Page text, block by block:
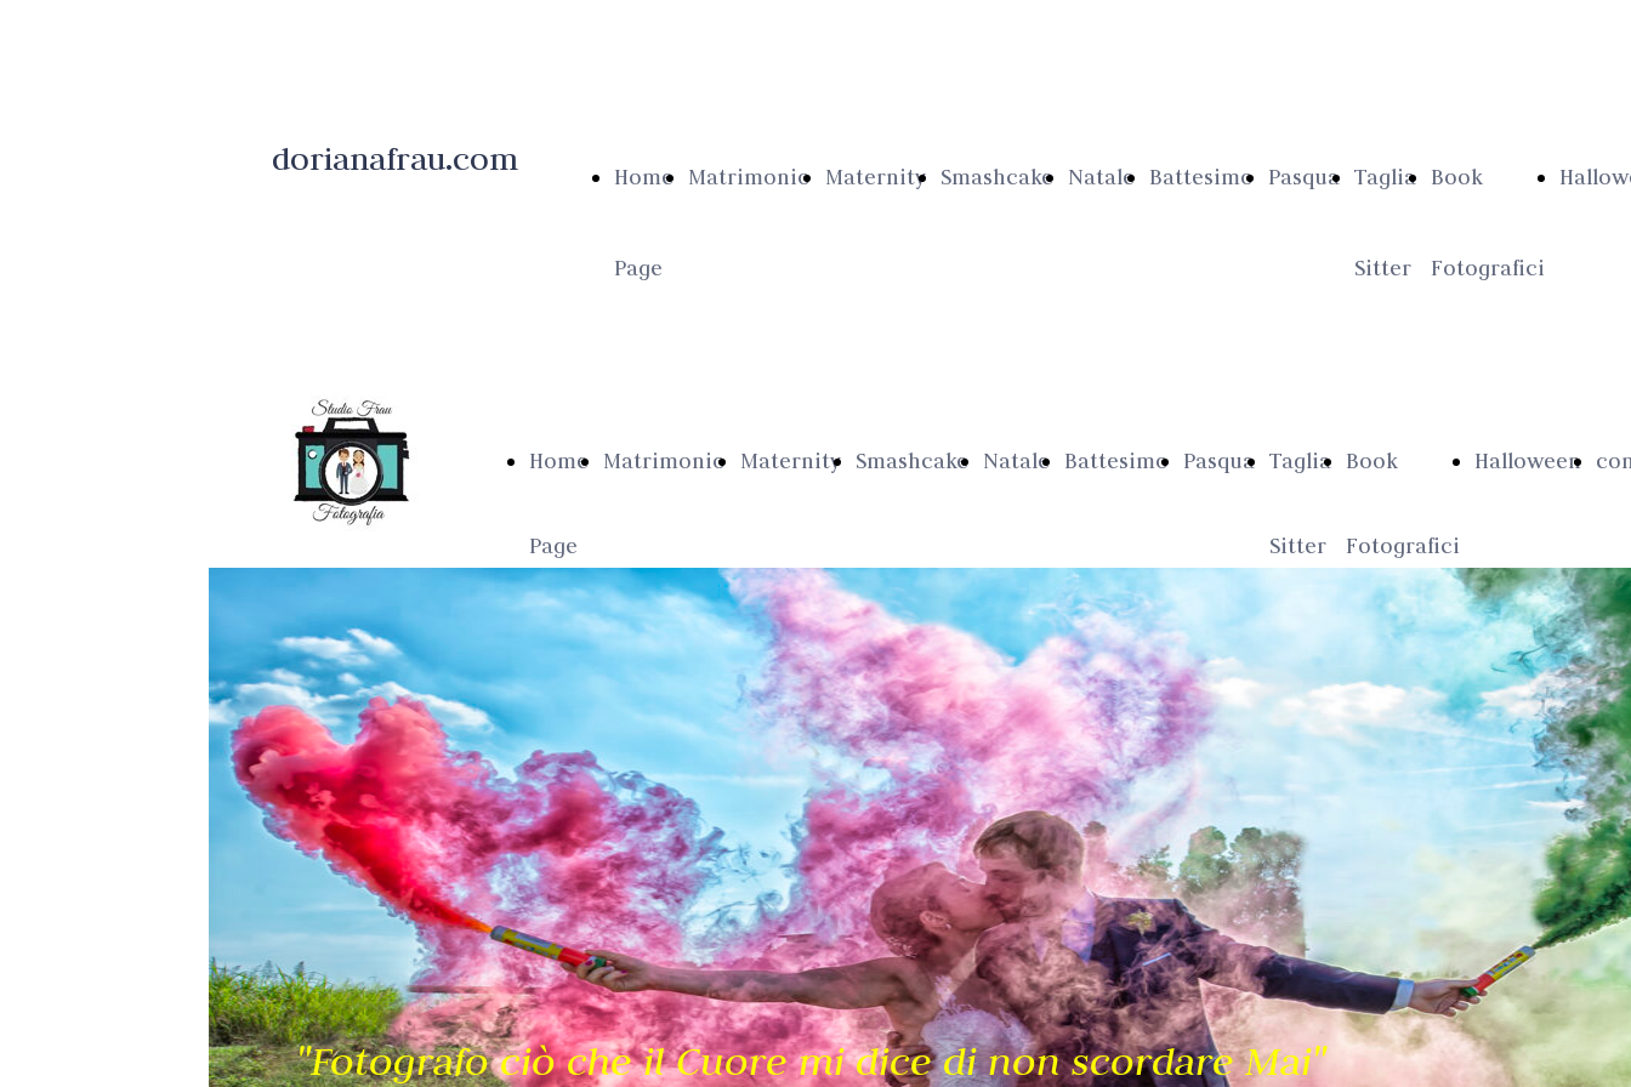
Home
Page
Matrimonio Maternity Smashcake Natale Battesimo Pasqua Taglia
Sitter
Book
Fotografici
dorianafrau.com
Home
Page
Matrimonio Maternity Smashcake Natale Battesimo Pasqua Taglia
Sitter
Book
Fotografici
Halloween
"Fotografo ciò che il Cuore mi dice di non scordare Mai"